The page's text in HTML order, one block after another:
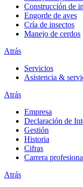
Construcción de
Engorde de aves
Cría de insectos
Manejo de cerdos
Atrás
Servicios
Asistencia &
Atrás
Empresa
Declaración de
Gestión
Historia
Cifras
Carrera
Atrás